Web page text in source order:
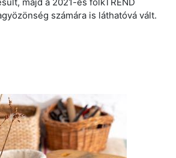
számára is láthatóvá vált.